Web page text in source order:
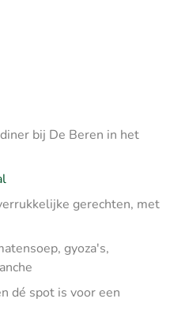
bij De Beren in het
gerechten, met
gyoza's,
dé spot is voor een